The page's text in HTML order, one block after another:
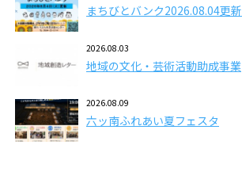
まちびとバンク2026.08.04更新
2026.08.03
地域の文化・芸術活動助成事業
2026.08.09
六ッ南ふれあい夏フェスタ